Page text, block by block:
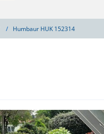
Humbaur HUK 152314